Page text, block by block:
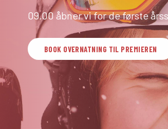
09.00 åbner vi for de første
BOOK OVERNATNING TIL PREMIEREN